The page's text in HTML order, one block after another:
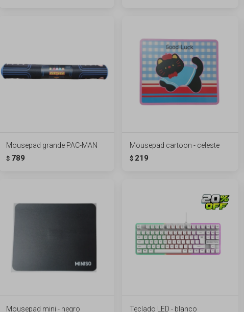
Mousepad grande PAC-MAN
$ 789
Mousepad cartoon - celeste
$ 219
Mousepad mini - negro Teclado LED - blanco